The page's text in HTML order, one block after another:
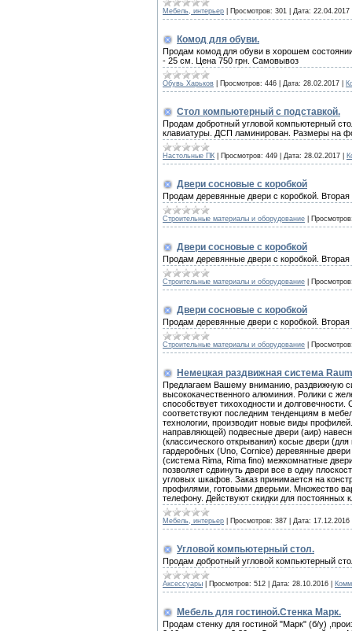
Мебель, интерьер Просмотров: 301 Дата: 22.04.2017
Комод для обуви.
Продам комод для обуви в хорошем
- 25 см. Цена 750 грн. Самовывоз
Обувь Харьков Просмотров: 446 Дата: 28.02.2017
Стол компьютерный с подставкой.
Продам добротный угловой компьютерный
клавиатуры. ДСП ламинирован. Размеры на
Настольные ПК Просмотров: 449 Дата: 28.02.2017
Двери сосновые с коробкой
Продам деревянные двери с коробкой.
Строительные материалы и оборудование
Двери сосновые с коробкой
Продам деревянные двери с коробкой.
Строительные материалы и оборудование
Двери сосновые с коробкой
Продам деревянные двери с коробкой.
Строительные материалы и оборудование
Немецкая раздвижная система
Предлагаем Вашему вниманию, раздвижную
высококачественного алюминия. Ролики с
способствует тихоходности и
соответствуют последним тенденциям в
технологии, производит новые виды
направляющей) подвесные двери (аир)
(классического открывания) косые двери
гардеробных (Uno, Cornice) деревянные
(система Rima, Rima fino) межкомнатные
позволяет сдвинуть двери все в одну
угловых шкафов. Заказ принимается на
профилями, готовыми дверьми. Множество
телефону. Действуют скидки для постоянных
Мебель, интерьер Просмотров: 387 Дата: 17.12.2016
Угловой компьютерный стол.
Продам добротный угловой компьютерный
Аксессуары Просмотров: 512 Дата: 28.10.2016
Мебель для гостиной.Стенка Марк.
Продам стенку для гостиной "Марк" (б/у)